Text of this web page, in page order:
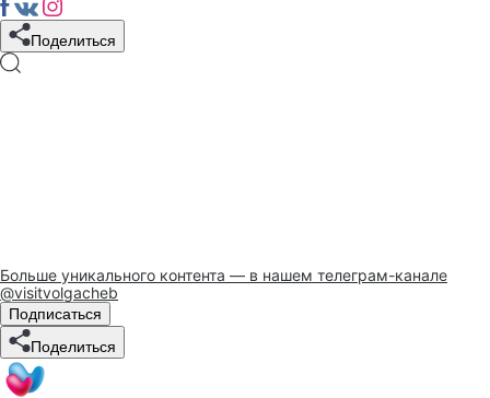
Поделиться
Больше уникального контента — в нашем телеграм-канале
@visitvolgacheb
Подписаться
Поделиться